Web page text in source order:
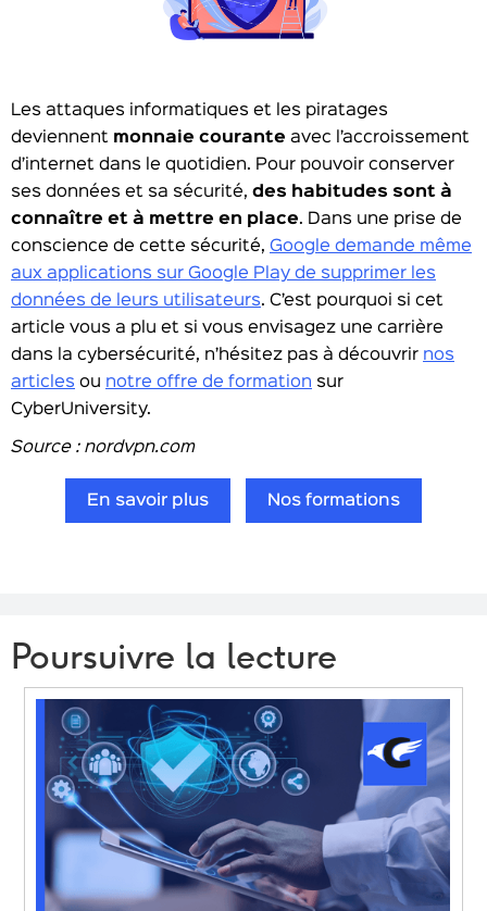
Les attaques informatiques et les piratages
deviennent monnaie courante avec l’accroissement
d’internet dans le quotidien. Pour pouvoir conserver
ses données et sa sécurité, des habitudes sont à
connaître et à mettre en place. Dans une prise de
conscience de cette sécurité, Google demande même
aux applications sur Google Play de supprimer les
données de leurs utilisateurs. C’est pourquoi si cet
article vous a plu et si vous envisagez une carrière
dans la cybersécurité, n’hésitez pas à découvrir nos
articles ou notre offre de formation sur
CyberUniversity.
Source : nordvpn.com
En savoir plus Nos formations
Poursuivre la lecture